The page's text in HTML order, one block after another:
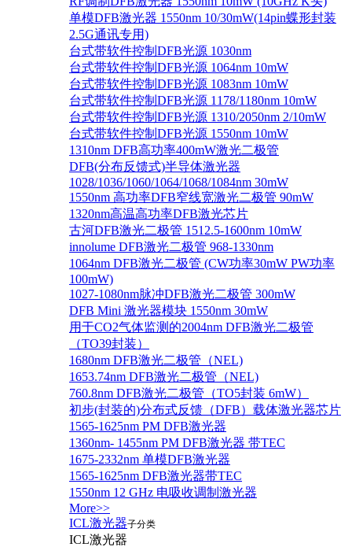
单模DFB激光器 1550nm 10/30mW(14pin蝶形封装
2.5G通讯专用)
台式带软件控制DFB光源 1030nm
台式带软件控制DFB光源 1064nm 10mW
台式带软件控制DFB光源 1083nm 10mW
台式带软件控制DFB光源 1178/1180nm 10mW
台式带软件控制DFB光源 1310/2050nm 2/10mW
台式带软件控制DFB光源 1550nm 10mW
1310nm DFB高功率400mW激光二极管
DFB(分布反馈式)半导体激光器
1028/1036/1060/1064/1068/1084nm 30mW
1550nm 高功率DFB窄线宽激光二极管 90mW
1320nm高温高功率DFB激光芯片
古河DFB激光二极管 1512.5-1600nm 10mW
innolume DFB激光二极管 968-1330nm
1064nm DFB激光二极管 (CW功率30mW PW功率
100mW)
1027-1080nm脉冲DFB激光二极管 300mW
DFB Mini 激光器模块 1550nm 30mW
用于CO2气体监测的2004nm DFB激光二极管
（TO39封装）
1680nm DFB激光二极管（NEL)
1653.74nm DFB激光二极管（NEL)
760.8nm DFB激光二极管（TO5封装 6mW）
初步(封装的)分布式反馈（DFB）载体激光器芯片
1565-1625nm PM DFB激光器
1360nm- 1455nm PM DFB激光器 带TEC
1675-2332nm 单模DFB激光器
1565-1625nm DFB激光器带TEC
1550nm 12 GHz 电吸收调制激光器
More>>
ICL激光器子分类
ICL激光器